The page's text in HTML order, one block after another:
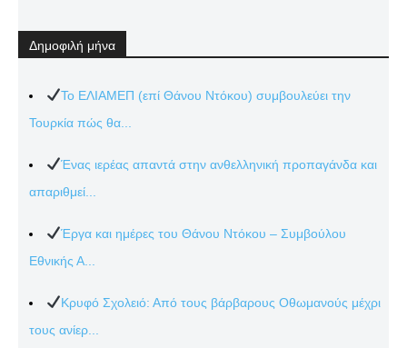
Δημοφιλή μήνα
Το ΕΛΙΑΜΕΠ (επί Θάνου Ντόκου) συμβουλεύει την
Τουρκία πώς θα...
Ένας ιερέας απαντά στην ανθελληνική προπαγάνδα και
απαριθμεί...
Έργα και ημέρες του Θάνου Ντόκου – Συμβούλου
Εθνικής Α...
Κρυφό Σχολειό: Από τους βάρβαρους Οθωμανούς μέχρι
τους ανίερ...